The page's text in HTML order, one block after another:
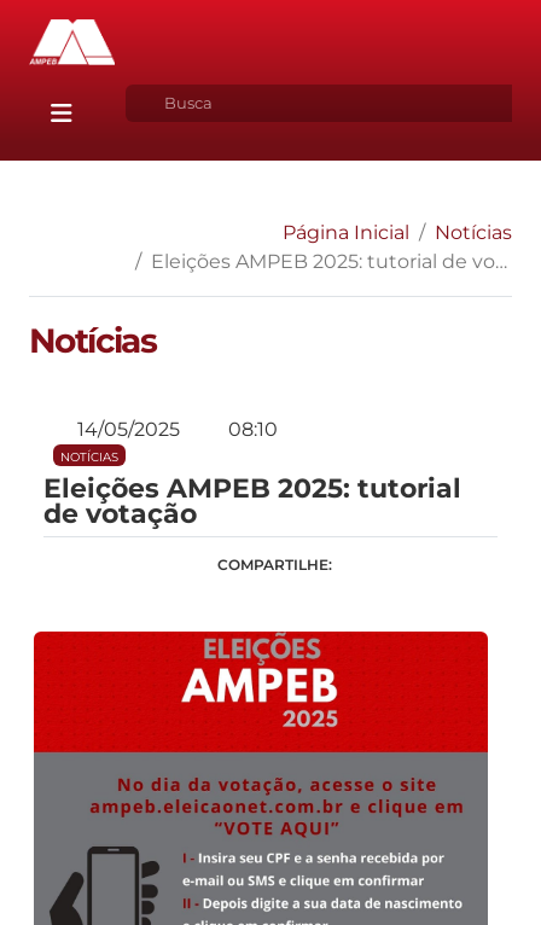
Página Inicial
Notícias
Eleições AMPEB 2025: tutorial de votação
Notícias
14/05/2025 08:10
NOTÍCIAS
Eleições AMPEB 2025: tutorial
de votação
COMPARTILHE: